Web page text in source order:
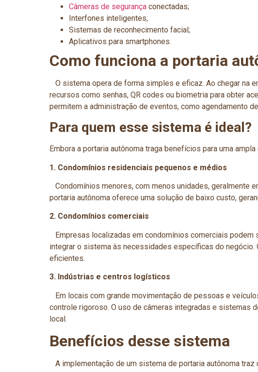
Câmeras de segurança conectadas;
Interfones inteligentes;
Sistemas de reconhecimento facial;
Aplicativos para smartphones.
Como funciona a portaria
O sistema opera de forma simples e eficaz. Ao chegar na
recursos como senhas, QR codes ou biometria para obter
permitem a administração de eventos, como agendamento
Para quem esse sistema é ideal?
Embora a portaria autônoma traga benefícios para uma
1. Condomínios residenciais pequenos e médios
Condomínios menores, com menos unidades, geralmente
portaria autônoma oferece uma solução de baixo custo,
2. Condomínios comerciais
Empresas localizadas em condomínios comerciais
integrar o sistema às necessidades específicas do
eficientes.
3. Indústrias e centros logísticos
Em locais com grande movimentação de pessoas e
controle rigoroso. O uso de câmeras integradas e sistemas
local.
Benefícios desse sistema
A implementação de um sistema de portaria autônoma traz